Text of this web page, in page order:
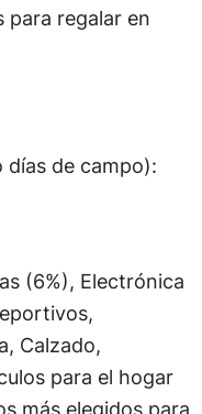
para regalar en
días de campo):
(6%), Electrónica
Calzado,
para el hogar